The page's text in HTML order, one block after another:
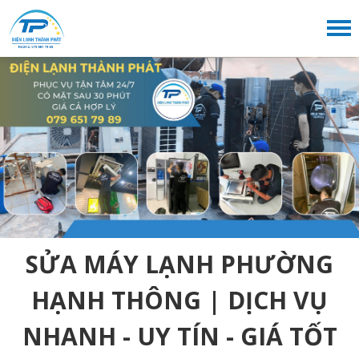
SỬA MÁY LẠNH PHƯỜNG
HẠNH THÔNG | DỊCH VỤ
NHANH - UY TÍN - GIÁ TỐT